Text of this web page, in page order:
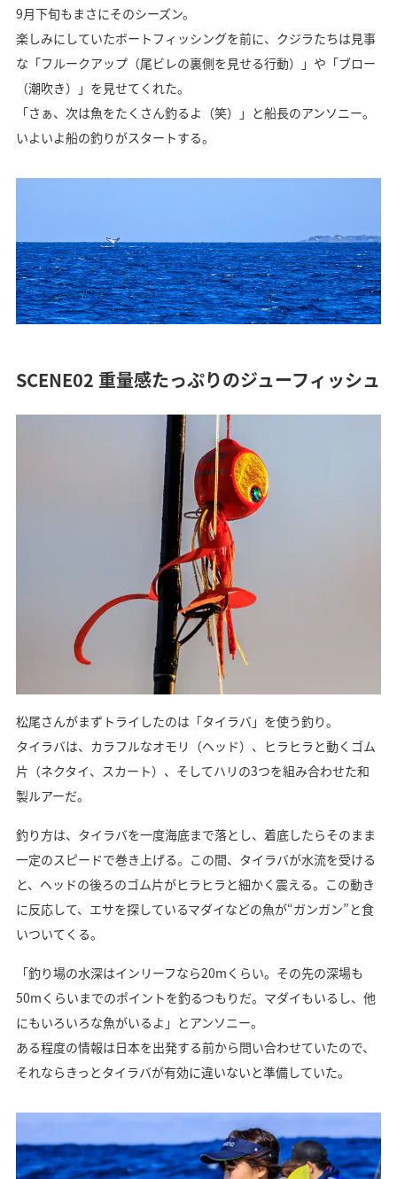
9月下旬もまさにそのシーズン。
楽しみにしていたボートフィッシングを前に、クジラたちは見事
な「フルークアップ（尾ビレの裏側を見せる行動）」や「ブロー
（潮吹き）」を見せてくれた。
「さぁ、次は魚をたくさん釣るよ（笑）」と船長のアンソニー。
いよいよ船の釣りがスタートする。
SCENE02 重量感たっぷりのジューフィッシュ
松尾さんがまずトライしたのは「タイラバ」を使う釣り。
タイラバは、カラフルなオモリ（ヘッド）、ヒラヒラと動くゴム
片（ネクタイ、スカート）、そしてハリの3つを組み合わせた和
製ルアーだ。
釣り方は、タイラバを一度海底まで落とし、着底したらそのまま
一定のスピードで巻き上げる。この間、タイラバが水流を受ける
と、ヘッドの後ろのゴム片がヒラヒラと細かく震える。この動き
に反応して、エサを探しているマダイなどの魚が“ガンガン”と食
いついてくる。
「釣り場の水深はインリーフなら20mくらい。その先の深場も
50mくらいまでのポイントを釣るつもりだ。マダイもいるし、他
にもいろいろな魚がいるよ」とアンソニー。
ある程度の情報は日本を出発する前から問い合わせていたので、
それならきっとタイラバが有効に違いないと準備していた。